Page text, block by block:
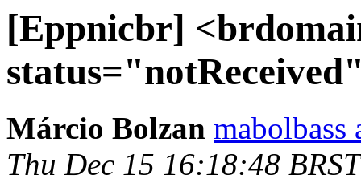
[Eppnicbr]
Márcio Bolzan mabolbass
Thu Dec 15 16:18:48